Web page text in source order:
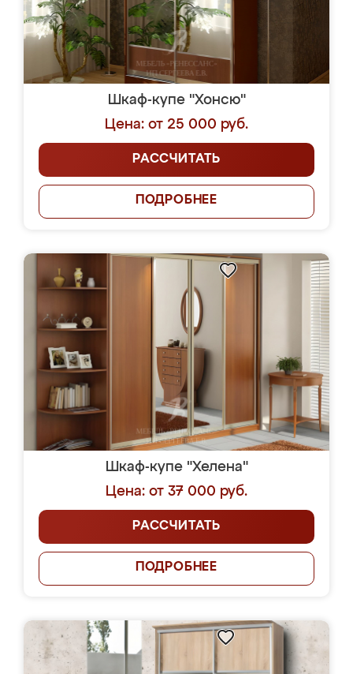
Шкаф-купе "Хонсю"
Цена: от 25 000 руб.
РАССЧИТАТЬ
ПОДРОБНЕЕ
Шкаф-купе "Хелена"
Цена: от 37 000 руб.
РАССЧИТАТЬ
ПОДРОБНЕЕ